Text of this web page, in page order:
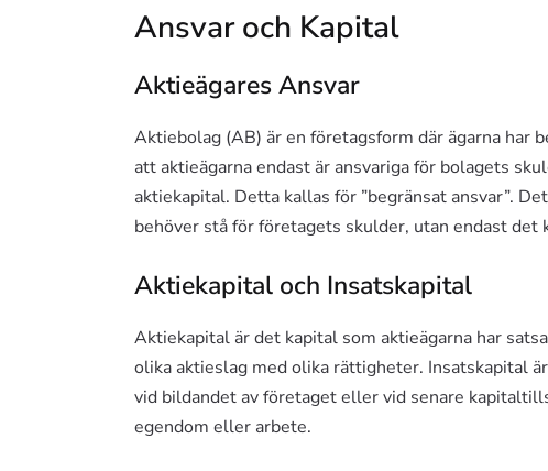
Ansvar och Kapital
Aktieägares Ansvar
Aktiebolag (AB) är en företagsform där ägarna har
att aktieägarna endast är ansvariga för bolagets
aktiekapital. Detta kallas för ”begränsat ansvar”.
behöver stå för företagets skulder, utan endast det
Aktiekapital och Insatskapital
Aktiekapital är det kapital som aktieägarna har
olika aktieslag med olika rättigheter. Insatskapital
vid bildandet av företaget eller vid senare
egendom eller arbete.